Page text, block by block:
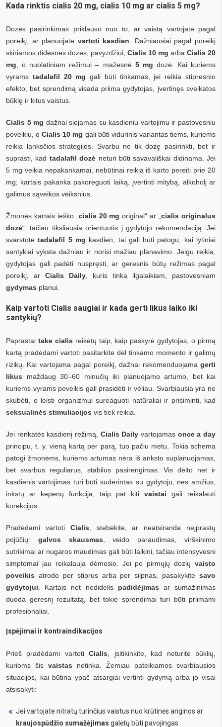
Kada rinktis cialis 20 mg, cialis 10 mg ar cialis 5 mg?
Dozės pasirinkimas priklauso nuo to, ar vaistą vartojate pagal
poreikį, ar planuojate vartoti kasdien . Dažniausiai pagal poreikį
skiriamos didesnės dozės, pavyzdžiui, Cialis 10 mg arba Cialis 20
mg , o nuolatiniam režimui – mažesnė 5 mg dozė. Kai kuriems
vyrams tadalafil 20 mg gali būti tinkamas, jei reikia stipresnio
efekto, bet sprendimą visada priima gydytojas, įvertinęs sveikatos
būklę ir kitus vaistus.
Cialis 5 mg dažnai siejamas su kasdieniu vartojimu ir pastovesniu
poveikiu, oCialis 10 mg gali būti vidurinis variantas tiems, kuriems
reikia lanksčios strategijos. Svarbu ne tik dozę pasirinkti, bet ir
suprasti, kad tadalafil dozė neturi būti savavališkai didinama. Jei
5 mg veikia nepakankamai, nebūtinai reikia iš karto pereiti prie 20
mg; kartais pakanka pakoreguoti laiką, įvertinti mitybą, alkoholį ar
galimus sąveikos veiksnius.
Žmonės kartais ieško „ cialis 20 mg original“ ar „cialis originalus
dozė“, tačiau tiksliausia orientuotis į gydytojo rekomendaciją. Jei
svarstotetadalafil 5 mg kasdien, tai gali būti patogu, kai lytiniai
santykiai vyksta dažniau ir norisi mažiau planavimo. Jeigu reikia,
gydytojas gali padėti nuspręsti, ar geresnis būtų režimas pagal
poreikį, ar Cialis Daily , kuris tinka ilgalaikiam, pastovesniam
gydymas planui.
Kaip vartoti Cialis saugiai ir kada gerti likus laiko iki
santykių?
Paprastai take cialis reikėtų taip, kaip paskyrė gydytojas, o pirmą
kartą pradėdami vartoti pasitarkite dėl tinkamo momento ir galimų
rizikų. Kai vartojama pagal poreikį, dažnai rekomenduojama gerti
likus maždaug 30–60 minučių iki planuojamo artumo, bet kai
kuriems vyrams poveikis gali prasidėti ir vėliau. Svarbiausia yra ne
skubėti, o leisti organizmui sureaguoti natūraliai ir prisiminti, kad
seksualinės stimuliacijos vis tiek reikia.
Jei renkatės kasdienį režimą, Cialis Daily vartojamas once a day
principu, t. y. vieną kartą per parą, tuo pačiu metu. Tokia schema
patogi žmonėms, kuriems artumas nėra iš anksto suplanuojamas,
bet svarbus reguliarus, stabilus pasirengimas. Vis dėlto net ir
kasdienis vartojimas turi būti suderintas su gydytoju, nes amžius,
inkstų ar kepenų funkcija, taip pat kiti vaistai gali reikalauti
korekcijos.
Pradėdami vartoti Cialis , stebėkite, ar neatsiranda neįprastų
pojūčių: galvos skausmas , veido paraudimas, virškinimo
sutrikimai ar nugaros maudimas gali būti laikini, tačiau intensyvesni
simptomai jau reikalauja dėmesio. Jei po pirmųjų dozių vaisto
poveikis atrodo per stiprus arba per silpnas, pasakykite savo
gydytojui . Kartais net nedidelis padidėjimas ar sumažinimas
duoda geresnį rezultatą, bet tokie sprendimai turi būti priimami
profesionaliai.
Įspėjimai ir kontraindikacijos
Prieš pradėdami vartotiCialis , įsitikinkite, kad neturite būklių,
kurioms šis vaistas netinka. Žemiau pateikiamos svarbiausios
situacijos, kai būtina ypač atsargiai vertinti gydymą arba jo visai
atsisakyti:
Jei vartojate nitratų turinčius vaistus nuo krūtinės anginos ar
kraujospūdžio sumažėjimas galėtų būti pavojingas.